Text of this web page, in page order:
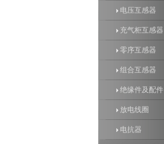
电压互感器
充气柜互感器
零序互感器
组合互感器
绝缘件及配件
放电线圈
电抗器